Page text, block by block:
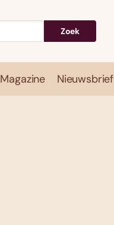
Zoek
Magazine Nieuwsbrief